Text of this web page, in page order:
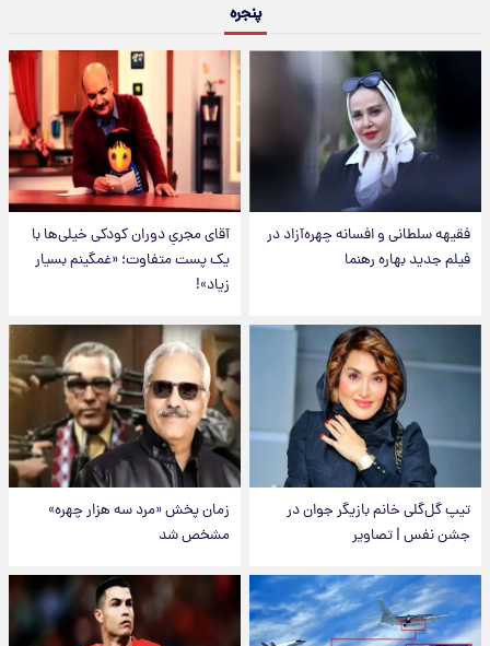
پنجره
فقیهه سلطانی و افسانه چهره‌آزاد در
فیلم جدید بهاره رهنما
آقای مجریِ دوران کودکی خیلی‌ها با
یک پست متفاوت؛ «غمگینم بسیار
زیاد»!
تیپ گل‌گلی خانم بازیگر جوان در
جشن نفس | تصاویر
زمان پخش «مرد سه هزار چهره»
مشخص شد